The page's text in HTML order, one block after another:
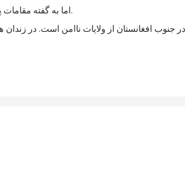
اما به گفته مقامات پلیس، تاکنون هیچ خشونتی در جریان اعتصاب زندانیان هلمند رخ نداده است.